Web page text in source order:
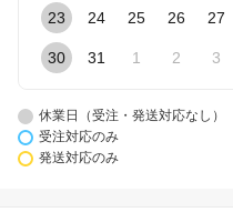
23 24 25 26 27
30 31 1 2 3
休業日（受注・発送対応なし）
受注対応のみ
発送対応のみ